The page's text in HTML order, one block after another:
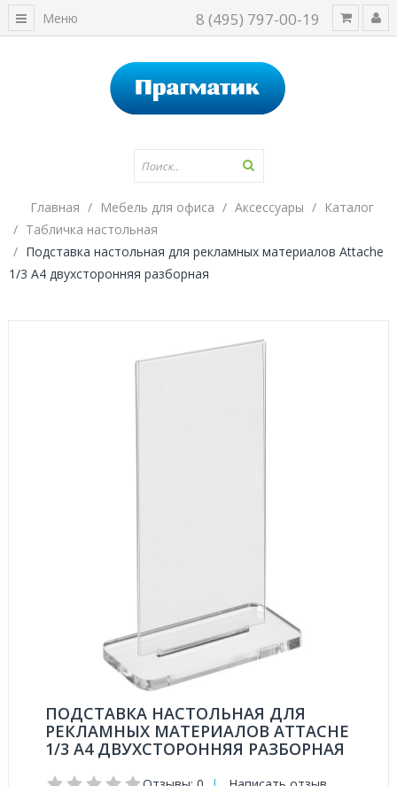
8 (495) 797-00-19
Меню
Главная Мебель для офиса Аксессуары
Каталог
Табличка настольная
Подставка настольная для рекламных материалов Attache
1/3 А4 двухсторонняя разборная
ПОДСТАВКА НАСТОЛЬНАЯ ДЛЯ
РЕКЛАМНЫХ МАТЕРИАЛОВ ATTACHE
1/3 А4 ДВУХСТОРОННЯЯ РАЗБОРНАЯ